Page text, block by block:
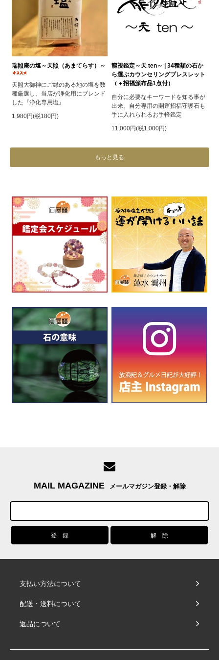
瑞照庵の塩～天照（あまてらす）～
天照大御神にご縁のある地の塩を数
種厳選し、当店が浄化用にブレンド
した『浄化専用塩』
1,980円(税180円)
龍視鑑定～天 ten～ | 34種類の石か
ら選ぶカウンセリングブレスレット
（＋招福頒布品1点付）
自分に必要なキーワードを知る事が
出来、自分専用の開運招福守護石も
手に入れられるお手軽鑑定
11,000円(税1,000円)
もっと見る
MAIL MAGAZINE メールマガジン登録・解除
支払い方法について
配送・送料について
返品について